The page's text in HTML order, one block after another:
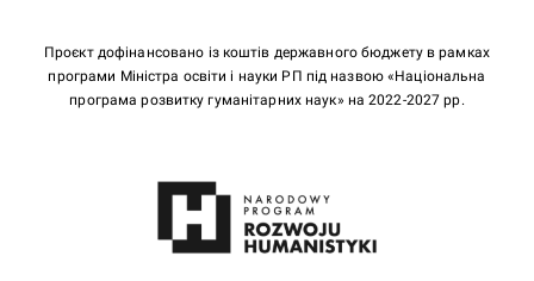
Проєкт дофінансовано із коштів державного бюджету в рамках
програми Міністра освіти і науки РП під назвою «Національна
програма розвитку гуманітарних наук» на 2022-2027 рр.